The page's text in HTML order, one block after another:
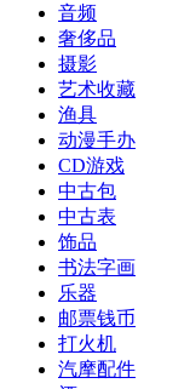
音频
奢侈品
摄影
艺术收藏
渔具
动漫手办
CD游戏
中古包
中古表
饰品
书法字画
乐器
邮票钱币
打火机
汽摩配件